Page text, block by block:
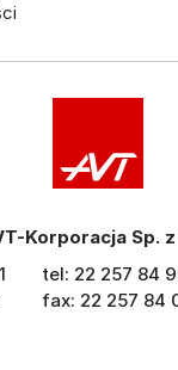
Korporacja Sp.
tel: 22 257 84
fax: 22 257 84